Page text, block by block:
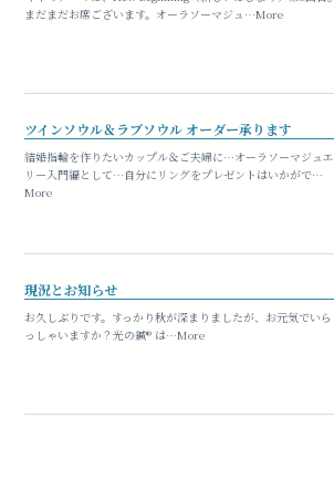
まだまだお席ございます。オーラソーマジュ…More
ツインソウル＆ラブソウル オーダー承ります
結婚指輪を作りたいカップル＆ご夫婦に…オーラソーマジュエ
リー入門編として…自分にリングをプレゼントはいかがで…
More
現況とお知らせ
お久しぶりです。すっかり秋が深まりましたが、お元気でいら
っしゃいますか？光の鍼®︎ は…More